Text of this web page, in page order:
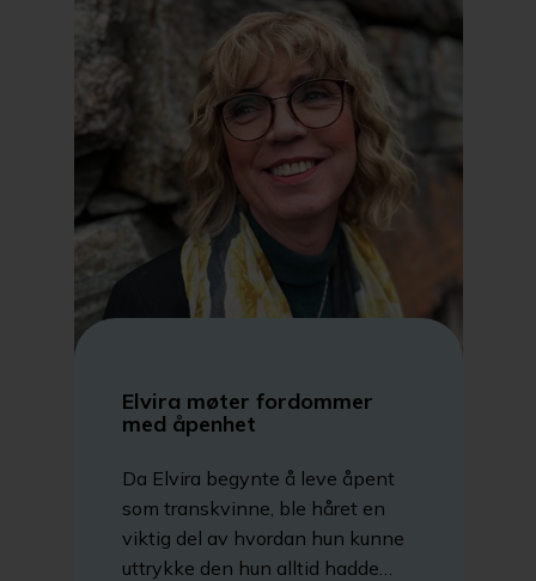
Elvira møter fordommer
med åpenhet
Da Elvira begynte å leve åpent
som transkvinne, ble håret en
viktig del av hvordan hun kunne
uttrykke den hun alltid hadde